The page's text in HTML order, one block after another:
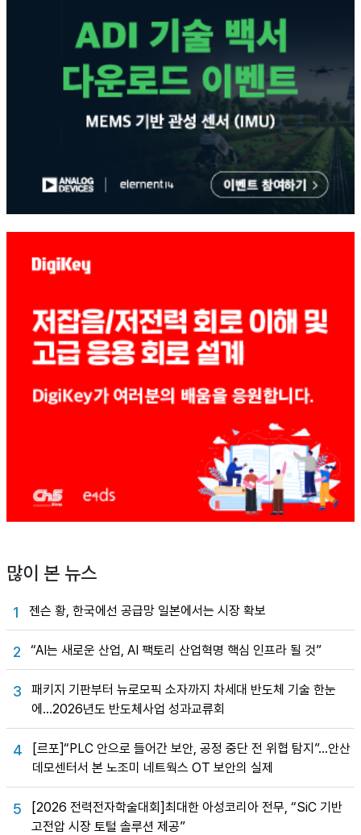
많이 본 뉴스
1 젠슨 황, 한국에선 공급망 일본에서는 시장 확보
2 “AI는 새로운 산업, AI 팩토리 산업혁명 핵심 인프라 될 것”
3
패키지 기판부터 뉴로모픽 소자까지 차세대 반도체 기술 한눈
에…2026년도 반도체사업 성과교류회
4
[르포]“PLC 안으로 들어간 보안, 공정 중단 전 위협 탐지”…안산
데모센터서 본 노조미 네트웍스 OT 보안의 실제
5
[2026 전력전자학술대회]최대한 아성코리아 전무, “SiC 기반
고전압 시장 토털 솔루션 제공”